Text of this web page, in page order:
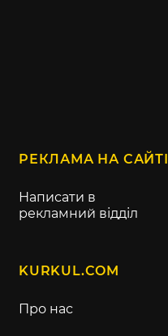
РЕКЛАМА НА САЙТІ
Написати в
рекламний відділ
KURKUL.COM
Про нас